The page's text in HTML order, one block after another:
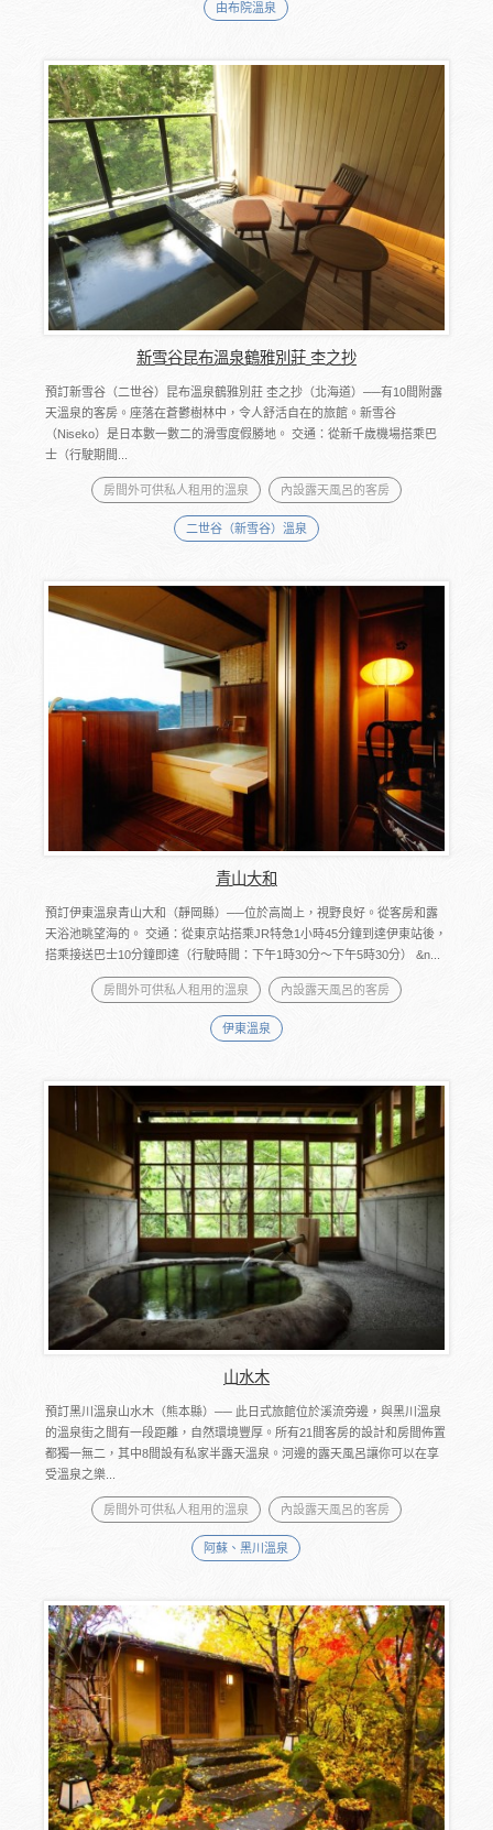
由布院溫泉
新雪谷昆布溫泉鶴雅別莊 杢之抄
預訂新雪谷（二世谷）昆布溫泉鶴雅別莊 杢之抄（北海道）──有10間附露
天溫泉的客房。座落在蒼鬱樹林中，令人舒活自在的旅館。新雪谷
（Niseko）是日本數一數二的滑雪度假勝地。 交通：從新千歲機場搭乘巴
士（行駛期間...
房間外可供私人租用的溫泉 內設露天風呂的客房
二世谷（新雪谷）溫泉
青山大和
預訂伊東溫泉青山大和（靜岡縣）──位於高崗上，視野良好。從客房和露
天浴池眺望海的。 交通：從東京站搭乘JR特急1小時45分鐘到達伊東站後，
搭乘接送巴士10分鐘即達（行駛時間：下午1時30分～下午5時30分） &n...
房間外可供私人租用的溫泉 內設露天風呂的客房
伊東溫泉
山水木
預訂黑川溫泉山水木（熊本縣）── 此日式旅館位於溪流旁邊，與黑川溫泉
的溫泉街之間有一段距離，自然環境豐厚。所有21間客房的設計和房間佈置
都獨一無二，其中8間設有私家半露天溫泉。河邊的露天風呂讓你可以在享
受溫泉之樂...
房間外可供私人租用的溫泉 內設露天風呂的客房
阿蘇、黑川溫泉